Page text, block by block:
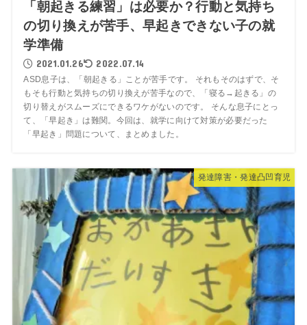
「朝起きる練習」は必要か？行動と気持ち
の切り換えが苦手、早起きできない子の就
学準備
2021.01.26 2022.07.14
ASD息子は、「朝起きる」ことが苦手です。 それもそのはずで、そ
もそも行動と気持ちの切り換えが苦手なので、「寝る→起きる」の
切り替えがスムーズにできるワケがないのです。 そんな息子にとっ
て、「早起き」は難関。今回は、就学に向けて対策が必要だった
「早起き」問題について、まとめました。
発達障害・発達凸凹育児